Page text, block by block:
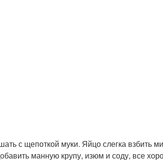
с щепоткой муки. Яйцо слегка взбить
манную крупу, изюм и соду, все